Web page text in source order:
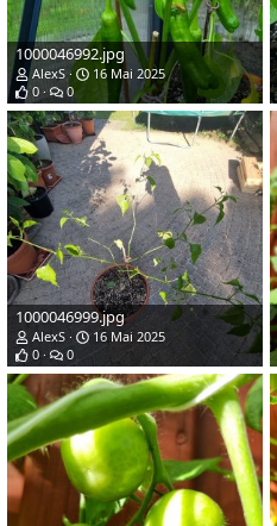
1000046992.jpg
AlexS
16 Mai 2025
0
0
1000046999.jpg
AlexS
16 Mai 2025
0
0